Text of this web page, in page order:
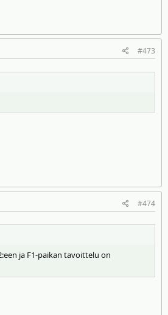
#473
#474
ja F1-paikan tavoittelu on